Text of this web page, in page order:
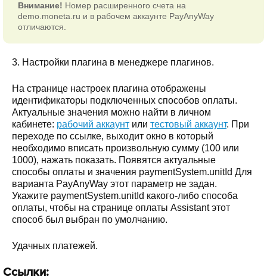
Внимание! Номер расширенного счета на
demo.moneta.ru и в рабочем аккаунте PayAnyWay
отличаются.
3. Настройки плагина в менеджере плагинов.
На странице настроек плагина отображены
идентификаторы подключенных способов оплаты.
Актуальные значения можно найти в личном
кабинете: рабочий аккаунт или тестовый аккаунт. При
переходе по ссылке, выходит окно в который
необходимо вписать произвольную сумму (100 или
1000), нажать показать. Появятся актуальные
способы оплаты и значения paymentSystem.unitId Для
варианта PayAnyWay этот параметр не задан.
Укажите paymentSystem.unitId какого-либо способа
оплаты, чтобы на странице оплаты Assistant этот
способ был выбран по умолчанию.
Удачных платежей.
Ссылки: